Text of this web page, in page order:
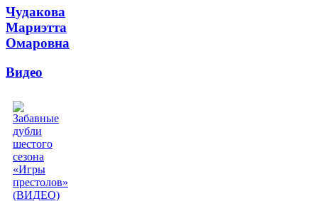
Чудакова
Мариэтта
Омаровна
Видео